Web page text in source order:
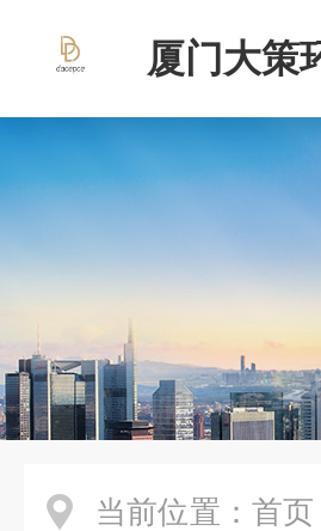
厦门大策
当前位置： 首页